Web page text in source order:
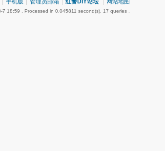
手机版 管理员邮箱 红警DIY论坛 网站地图
7 18:59 , Processed in 0.045811 second(s), 17 queries .